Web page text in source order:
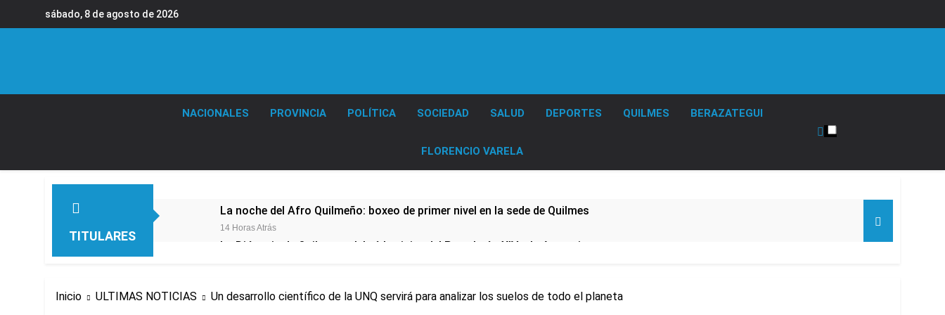
sábado, 8 de agosto de 2026
NACIONALES PROVINCIA POLÍTICA SOCIEDAD SALUD DEPORTES QUILMES BERAZATEGUI
FLORENCIO VARELA
TITULARES
La noche del Afro Quilmeño: boxeo de primer nivel en la sede de Quilmes
14 Horas Atrás
La Diócesis de Quilmes celebró la visita del Papa León XIV a la Argentina
19 Horas Atrás
Inicio ULTIMAS NOTICIAS Un desarrollo científico de la UNQ servirá para analizar los suelos de todo el planeta